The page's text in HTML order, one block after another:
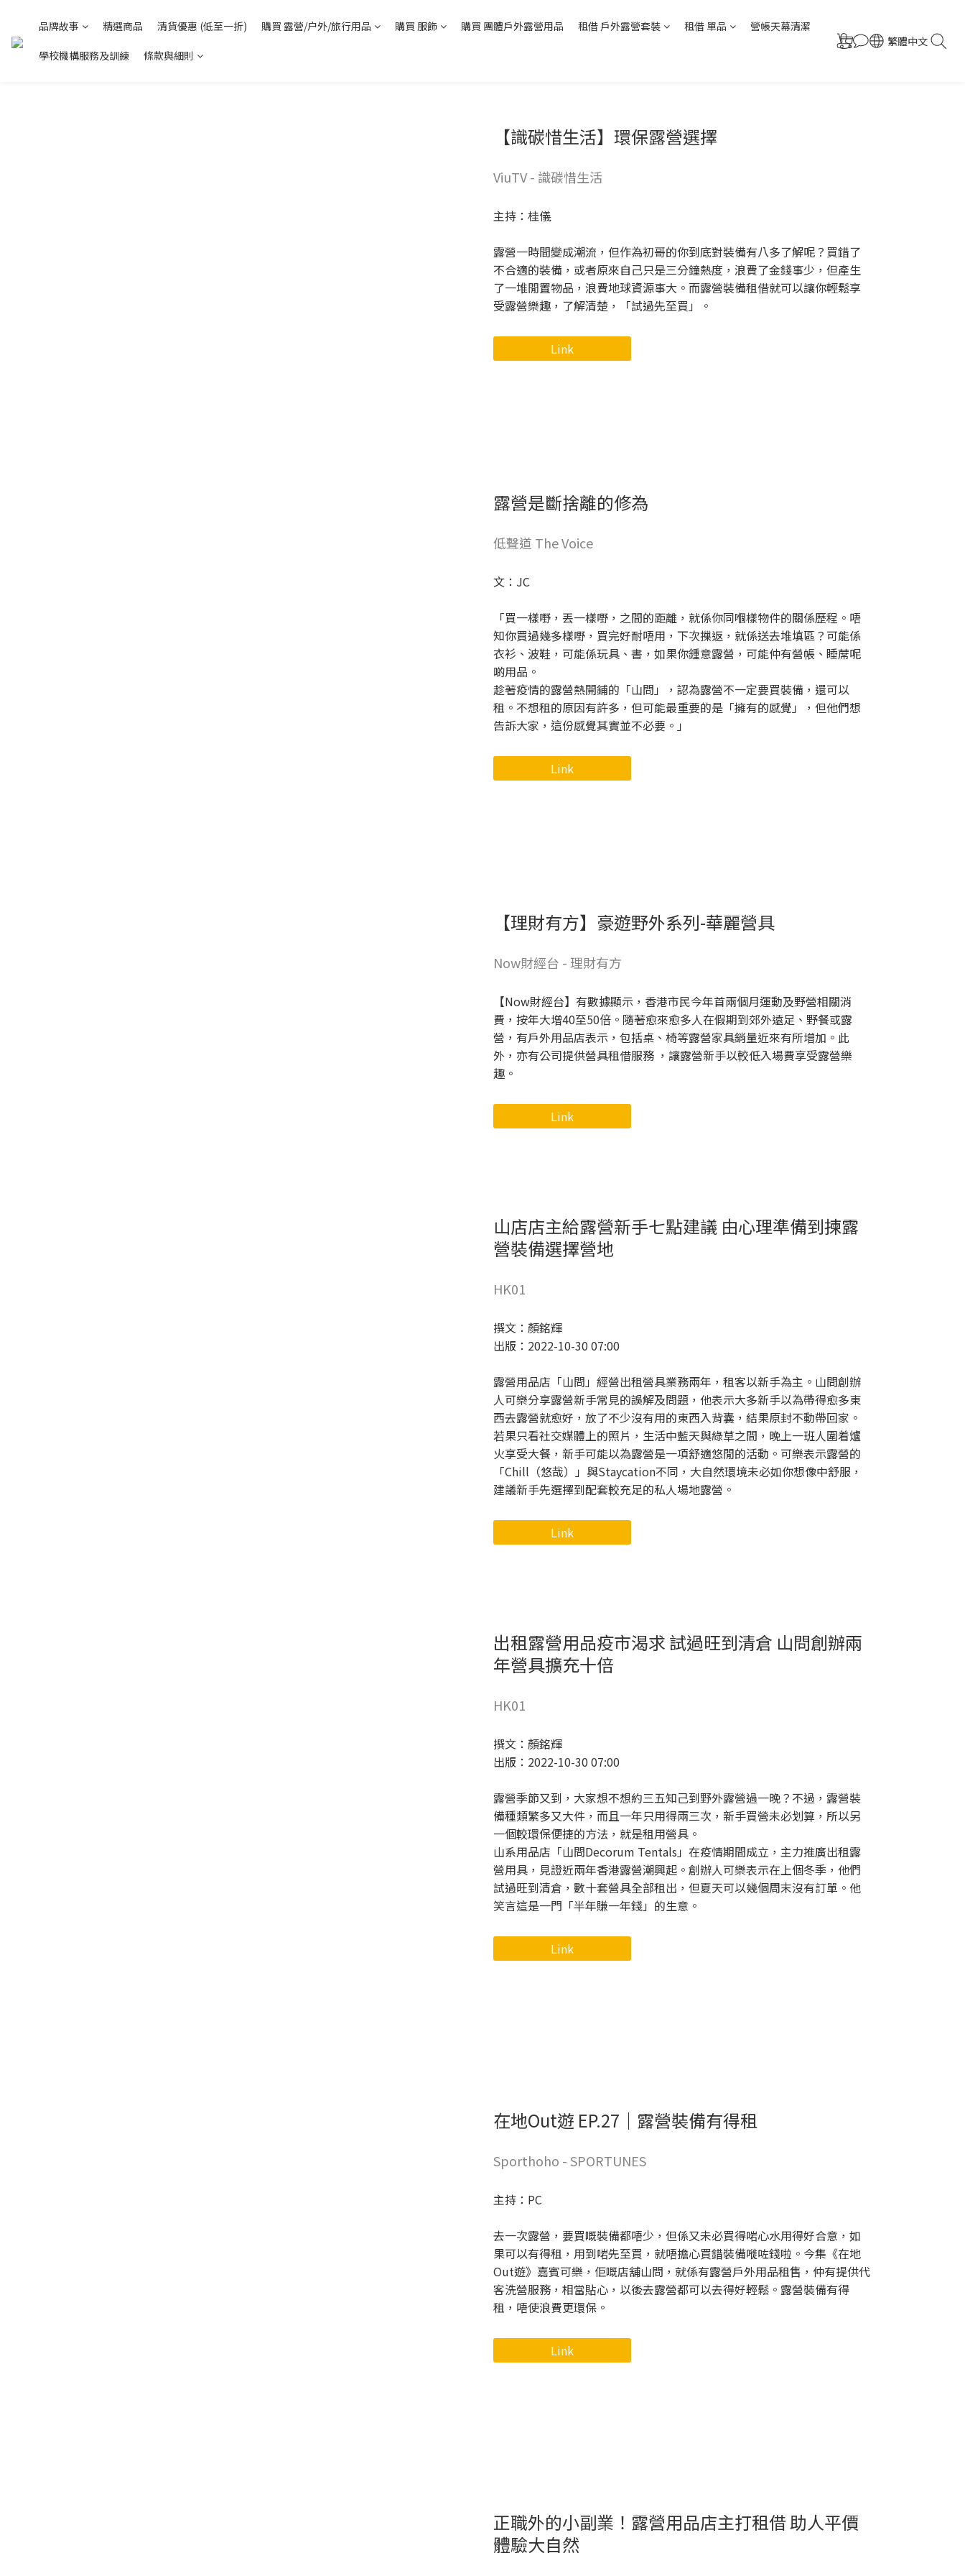
品牌故事 精選商品 清貨優惠 (低至一折) 購買 露營/户外/旅行用品 購買 服飾 購買 團體戶外露營用品 租借 戶外露營套裝 租借 單品 營帳天幕清潔
學校機構服務及訓練 條款與細則
繁體中文
【識碳惜生活】環保露營選擇
ViuTV - 識碳惜生活
主持：桂儀
露營一時間變成潮流，但作為初哥的你到底對裝備有八多了解呢？買錯了
不合適的裝備，或者原來自己只是三分鐘熱度，浪費了金錢事少，但產生
了一堆閒置物品，浪費地球資源事大。而露營裝備租借就可以讓你輕鬆享
受露營樂趣，了解清楚，「試過先至買」。
Link
露營是斷捨離的修為
低聲道 The Voice
文：JC
「買一樣嘢，丟一樣嘢，之間的距離，就係你同嗰樣物件的關係歷程。唔
知你買過幾多樣嘢，買完好耐唔用，下次摷返，就係送去堆填區？可能係
衣衫、波鞋，可能係玩具、書，如果你鍾意露營，可能仲有營帳、睡蓆呢
啲用品。
趁著疫情的露營熱開鋪的「山問」，認為露營不一定要買裝備，還可以
租。不想租的原因有許多，但可能最重要的是「擁有的感覺」，但他們想
告訴大家，這份感覺其實並不必要。」
Link
【理財有方】豪遊野外系列-華麗營具
Now財經台 - 理財有方
【Now財經台】有數據顯示，香港市民今年首兩個月運動及野營相關消
費，按年大增40至50倍。隨著愈來愈多人在假期到郊外遠足、野餐或露
營，有戶外用品店表示，包括桌、椅等露營家具銷量近來有所增加。此
外，亦有公司提供營具租借服務 ，讓露營新手以較低入場費享受露營樂
趣。
Link
山店店主給露營新手七點建議 由心理準備到揀露
營裝備選擇營地
HK01
撰文：顏銘輝
出版：2022-10-30 07:00
露營用品店「山問」經營出租營具業務兩年，租客以新手為主。山問創辦
人可樂分享露營新手常見的誤解及問題，他表示大多新手以為帶得愈多東
西去露營就愈好，放了不少沒有用的東西入背囊，結果原封不動帶回家。
若果只看社交媒體上的照片，生活中藍天與綠草之間，晚上一班人圍着爐
火享受大餐，新手可能以為露營是一項舒適悠閒的活動。可樂表示露營的
「Chill（悠哉）」與Staycation不同，大自然環境未必如你想像中舒服，
建議新手先選擇到配套較充足的私人場地露營。
Link
出租露營用品疫市渴求 試過旺到清倉 山問創辦兩
年營具擴充十倍
HK01
撰文：顏銘輝
出版：2022-10-30 07:00
露營季節又到，大家想不想約三五知己到野外露營過一晚？不過，露營裝
備種類繁多又大件，而且一年只用得兩三次，新手買營未必划算，所以另
一個較環保便捷的方法，就是租用營具。
山系用品店「山問Decorum Tentals」在疫情期間成立，主力推廣出租露
營用具，見證近兩年香港露營潮興起。創辦人可樂表示在上個冬季，他們
試過旺到清倉，數十套營具全部租出，但夏天可以幾個周末沒有訂單。他
笑言這是一門「半年賺一年錢」的生意。
Link
在地Out遊 EP.27｜露營裝備有得租
Sporthoho - SPORTUNES
主持：PC
去一次露營，要買嘅裝備都唔少，但係又未必買得啱心水用得好合意，如
果可以有得租，用到啱先至買，就唔擔心買錯裝備嘥咗錢啦。今集《在地
Out遊》嘉賓可樂，佢嘅店舖山問，就係有露營戶外用品租售，仲有提供代
客洗營服務，相當貼心，以後去露營都可以去得好輕鬆。露營裝備有得
租，唔使浪費更環保。
Link
正職外的小副業！露營用品店主打租借 助人平價
體驗大自然